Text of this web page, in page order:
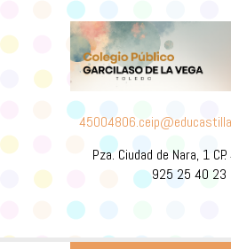
Pza. Ciudad de Nara, 1
925 25 40 23